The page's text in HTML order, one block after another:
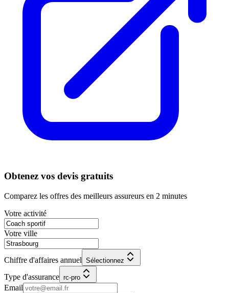
Obtenez vos devis gratuits
Comparez les offres des meilleurs assureurs en 2 minutes
Votre activité
Votre ville
Chiffre d'affaires annuel Sélectionnez
Type d'assurance rc-pro
Email